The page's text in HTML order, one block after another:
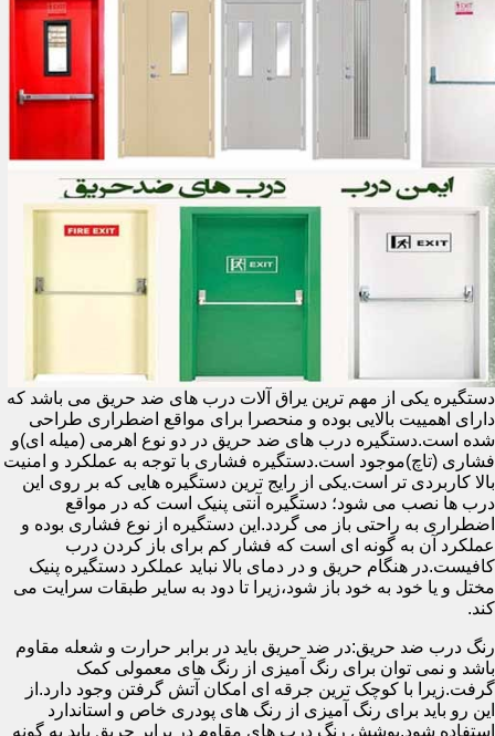
دستگیره یکی از مهم ترین یراق آلات درب های ضد حریق می باشد که
دارای اهمییت بالایی بوده و منحصرا برای مواقع اضطراری طراحی
شده است.دستگیره درب های ضد حریق در دو نوع اهرمی (میله ای)و
فشاری (تاچ)موجود است.دستگیره فشاری با توجه به عملکرد و امنیت
بالا کاربردی تر است.یکی از رایج ترین دستگیره هایی که بر روی این
درب ها نصب می شود؛ دستگیره آنتی پنیک است که در مواقع
اضطراری به راحتی باز می گردد.این دستگیره از نوع فشاری بوده و
عملکرد آن به گونه ای است که فشار کم برای باز کردن درب
کافیست.در هنگام حریق و در دمای بالا نباید عملکرد دستگیره پنیک
مختل و یا خود به خود باز شود،زیرا تا دود به سایر طبقات سرایت می
کند.
رنگ درب ضد حریق:در ضد حریق باید در برابر حرارت و شعله مقاوم
باشد و نمی توان برای رنگ آمیزی از رنگ های معمولی کمک
گرفت.زیرا با کوچک ترین جرقه ای امکان آتش گرفتن وجود دارد.از
این رو باید برای رنگ آمیزی از رنگ های پودری خاص و استاندارد
استفاده شود.پوشش رنگ درب های مقاوم در برابر حریق باید به گونه